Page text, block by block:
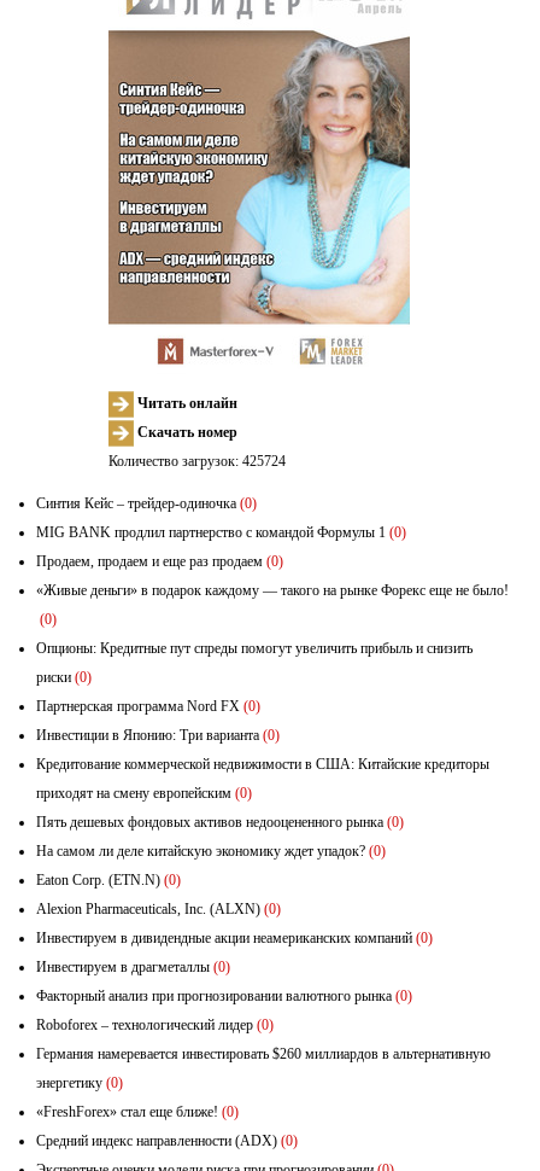
Читать онлайн
Скачать номер
Количество загрузок: 425724
Синтия Кейс – трейдер-одиночка (0)
MIG BANK продлил партнерство с командой Формулы 1 (0)
Продаем, продаем и еще раз продаем (0)
«Живые деньги» в подарок каждому — такого на рынке Форекс еще не было!
(0)
Опционы: Кредитные пут спреды помогут увеличить прибыль и снизить
риски (0)
Партнерская программа Nord FX (0)
Инвестиции в Японию: Три варианта (0)
Кредитование коммерческой недвижимости в США: Китайские кредиторы
приходят на смену европейским (0)
Пять дешевых фондовых активов недооцененного рынка (0)
На самом ли деле китайскую экономику ждет упадок? (0)
Eaton Corp. (ETN.N) (0)
Alexion Pharmaceuticals, Inc. (ALXN) (0)
Инвестируем в дивидендные акции неамериканских компаний (0)
Инвестируем в драгметаллы (0)
Факторный анализ при прогнозировании валютного рынка (0)
Roboforex – технологический лидер (0)
Германия намеревается инвестировать $260 миллиардов в альтернативную
энергетику (0)
«FreshForex» стал еще ближе! (0)
Средний индекс направленности (ADX) (0)